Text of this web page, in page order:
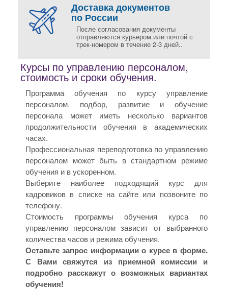
Доставка документов
по России
После согласования документы
отправляются курьером или почтой с
трек-номером в течение 2-3 дней..
Курсы по управлению персоналом,
стоимость и сроки обучения.
Программа обучения по курсу управление
персоналом. подбор, развитие и обучение
персонала может иметь несколько вариантов
продолжительности обучения в академических
часах.
Профессиональная переподготовка по управлению
персоналом может быть в стандартном режиме
обучения и в ускоренном.
Выберите наиболее подходящий курс для
кадровиков в списке на сайте или позвоните по
телефону.
Стоимость программы обучения курса по
управлению персоналом зависит от выбранного
количества часов и режима обучения.
Оставьте запрос информации о курсе в форме.
С Вами свяжутся из приемной комиссии и
подробно расскажут о возможных вариантах
обучения!